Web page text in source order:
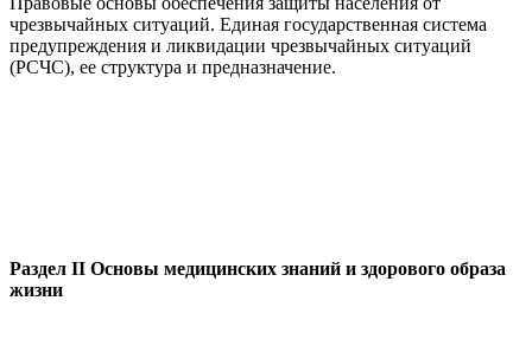
чрезвычайных ситуаций. Единая государственная система
предупреждения и ликвидации чрезвычайных ситуаций
(РСЧС), ее структура и предназначение.
Раздел II Основы медицинских знаний и здорового образа
жизни